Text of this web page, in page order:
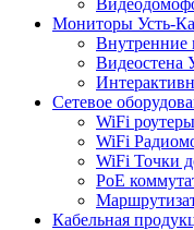
Мониторы Усть-
Внутренние
Видеостена
Сетевое
WiFi
WiFi
WiFi Точки
PoE
Кабельная